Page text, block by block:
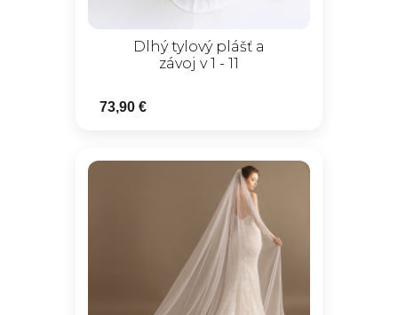
Dlhý tylový plášť a
závoj v 1 - 11
73,90 €